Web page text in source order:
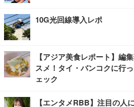
10G光回線導入レポ
【アジア美食レポート】編
スメ！タイ・バンコクに行
ェック
【エンタメRBB】注目の人